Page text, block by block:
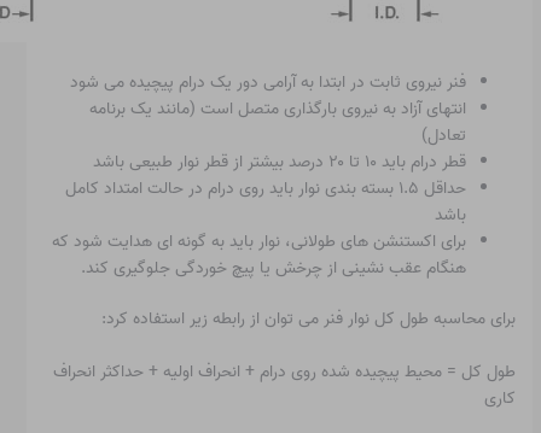
فنر نیروی ثابت در ابتدا به آرامی دور یک درام پیچیده می شود
انتهای آزاد به نیروی بارگذاری متصل است (مانند یک برنامه
تعادل)
قطر درام باید ۱۰ تا ۲۰ درصد بیشتر از قطر نوار طبیعی باشد
حداقل ۱.۵ بسته بندی نوار باید روی درام در حالت امتداد کامل
باشد
برای اکستنشن های طولانی، نوار باید به گونه ای هدایت شود که
هنگام عقب نشینی از چرخش یا پیچ خوردگی جلوگیری کند.
برای محاسبه طول کل نوار فنر می توان از رابطه زیر استفاده کرد:
طول کل = محیط پیچیده شده روی درام + انحراف اولیه + حداکثر انحراف
کاری